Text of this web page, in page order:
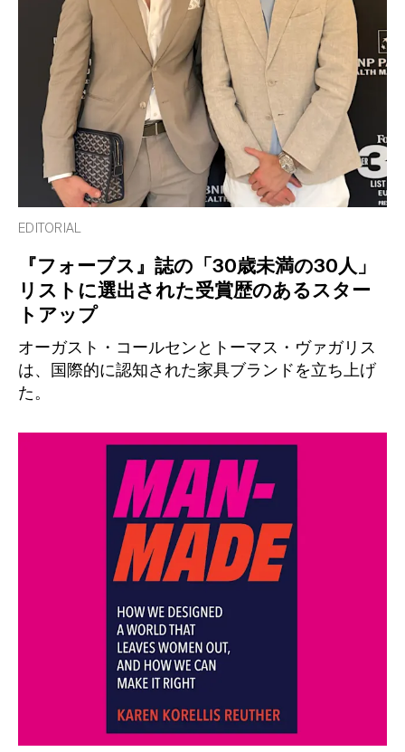
EDITORIAL
『フォーブス』誌の「30歳未満の30人」
リストに選出された受賞歴のあるスター
トアップ
オーガスト・コールセンとトーマス・ヴァガリス
は、国際的に認知された家具ブランドを立ち上げ
た。